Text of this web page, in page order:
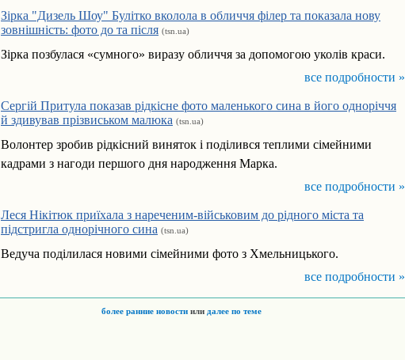
Зірка "Дизель Шоу" Булітко вколола в обличчя філер та показала нову
зовнішність: фото до та після (tsn.ua)
Зірка позбулася «сумного» виразу обличчя за допомогою уколів краси.
все подробности »
Сергій Притула показав рідкісне фото маленького сина в його одноріччя
й здивував прізвиськом малюка (tsn.ua)
Волонтер зробив рідкісний виняток і поділився теплими сімейними
кадрами з нагоди першого дня народження Марка.
все подробности »
Леся Нікітюк приїхала з нареченим-військовим до рідного міста та
підстригла однорічного сина (tsn.ua)
Ведуча поділилася новими сімейними фото з Хмельницького.
все подробности »
более ранние новости или далее по теме